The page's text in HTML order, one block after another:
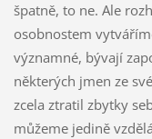
špatně, to ne. Ale
osobnostem
významné, bývají
některých jmen ze
zcela ztratil zbytky
můžeme jedině